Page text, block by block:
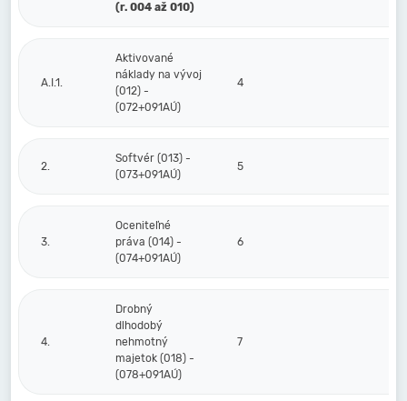
(r. 004 až 010)
A.I.1.
Aktivované
náklady na vývoj
(012) -
(072+091AÚ)
4
2.
Softvér (013) -
(073+091AÚ)
5
3.
Oceniteľné
práva (014) -
(074+091AÚ)
6
4.
Drobný
dlhodobý
nehmotný
majetok (018) -
(078+091AÚ)
7